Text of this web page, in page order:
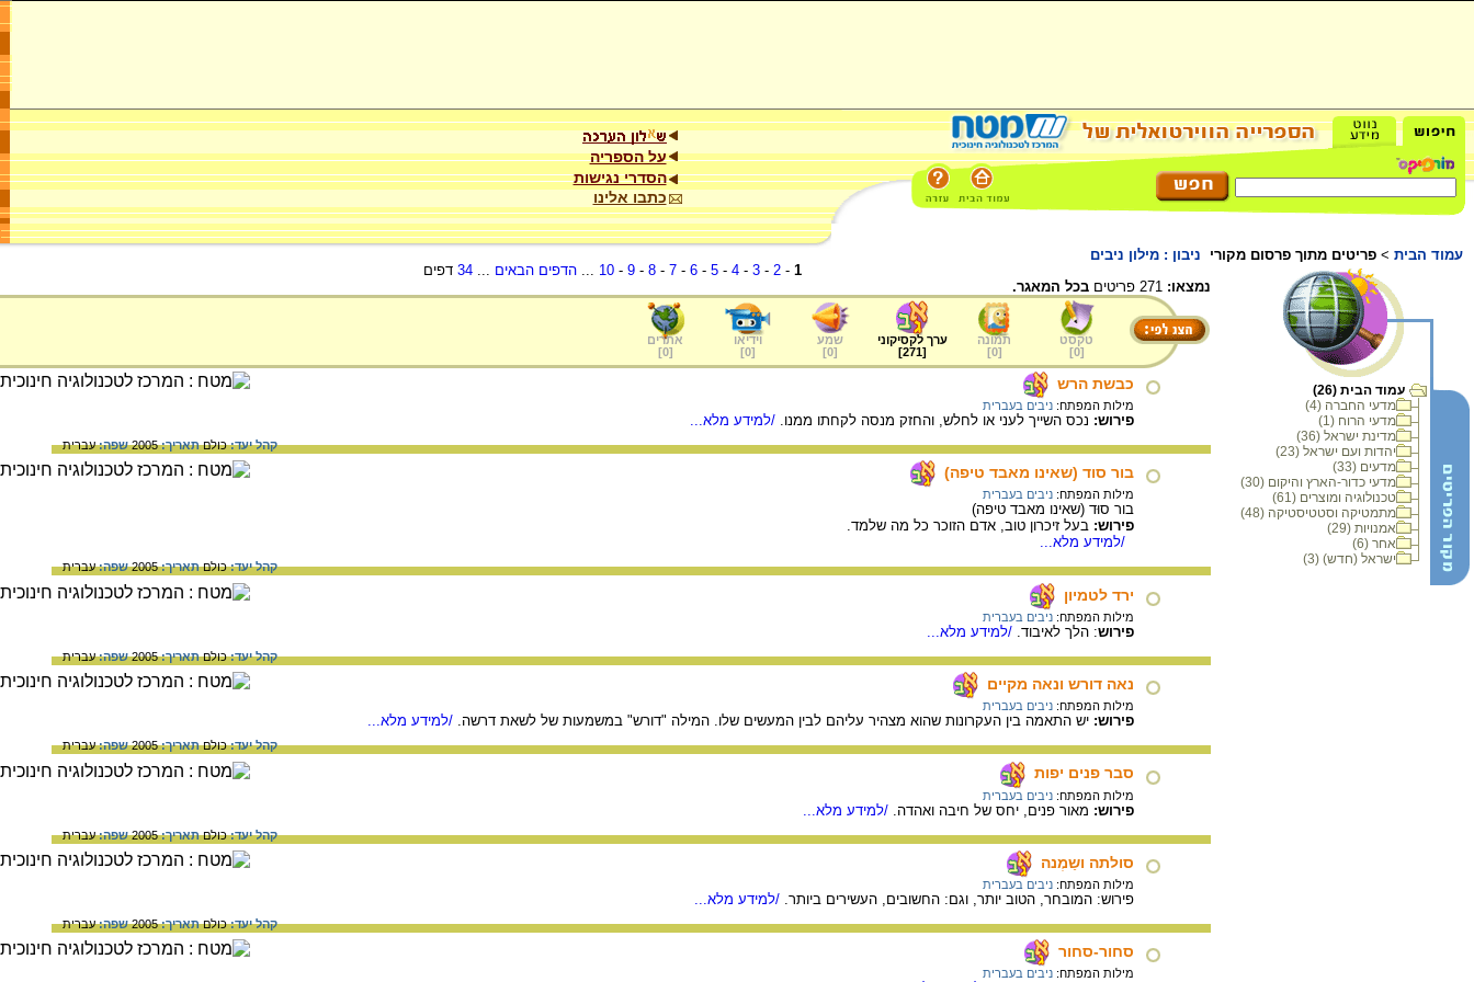
על הספריה
הסדרי נגישות
כתבו אלינו
עמוד הבית > פריטים מתוך פרסום מקורי ניבון : מילון ניבים
עמוד הבית (26)
מדעי החברה (4)
מדעי הרוח (1)
מדינת ישראל (36)
יהדות ועם ישראל (23)
מדעים (33)
מדעי כדור-הארץ והיקום (30)
טכנולוגיה ומוצרים (61)
מתמטיקה וסטטיסטיקה (48)
אמנויות (29)
אחר (6)
ישראל (חדש) (3)
1
-
2
-
3
-
4
-
5
-
6
-
7
-
8
-
9
-
10
...הדפים הבאים ...
34 דפים
נמצאו:
בכל המאגר.
טקסט
[
0
]
תמונה
[
0
]
ערך לקסיקוני
[
271
]
שמע
[
0
]
וידיאו
[
0
]
אתרים
[
0
]
כבשת הרש
מילות המפתח: ניבים בעברית
פירוש: נכס השייך לעני או לחלש, והחזק מנסה לקחתו ממנו. /למידע מלא...
קהל יעד:כולםתאריך:2005 שפה:עברית
בור סוד (שאינו מאבד טיפה)
מילות המפתח: ניבים בעברית
בור סוּד (שאינו מאבד טיפה)
פירוש: בעל זיכרון טוב, אדם הזוכר כל מה שלמד.
/למידע מלא...
קהל יעד:כולםתאריך:2005 שפה:עברית
ירד לטמיון
מילות המפתח: ניבים בעברית
פירוש: הלך לאיבוד. /למידע מלא...
קהל יעד:כולםתאריך:2005 שפה:עברית
נאה דורש ונאה מקיים
מילות המפתח: ניבים בעברית
פירוש: יש התאמה בין העקרונות שהוא מצהיר עליהם לבין המעשים שלו. המילה "דורש" במשמעות של לשאת דרשה. /למידע מלא...
קהל יעד:כולםתאריך:2005 שפה:עברית
סבר פנים יפות
מילות המפתח: ניבים בעברית
פירוש: מאור פנים, יחס של חיבה ואהדה. /למידע מלא...
קהל יעד:כולםתאריך:2005 שפה:עברית
סולתה ושַמְנה
מילות המפתח: ניבים בעברית
פירוש: המובחר, הטוב יותר, וגם: החשובים, העשירים ביותר. /למידע מלא...
קהל יעד:כולםתאריך:2005 שפה:עברית
סחור-סחור
מילות המפתח: ניבים בעברית